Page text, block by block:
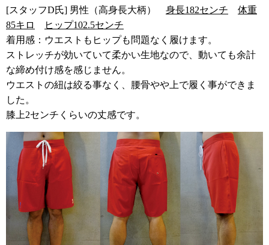
[スタッフD氏] 男性（高身長大柄） 身長182センチ
体重
85キロ
ヒップ102.5センチ
着用感：ウエストもヒップも問題なく履けます。
ストレッチが効いていて柔かい生地なので、動いても余計
な締め付け感を感じません。
ウエストの紐は絞る事なく、腰骨やや上で履く事ができま
した。
膝上2センチくらいの丈感です。